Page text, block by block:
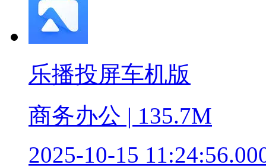
乐播投屏车机版
商务办公 | 135.7M
2025-10-15